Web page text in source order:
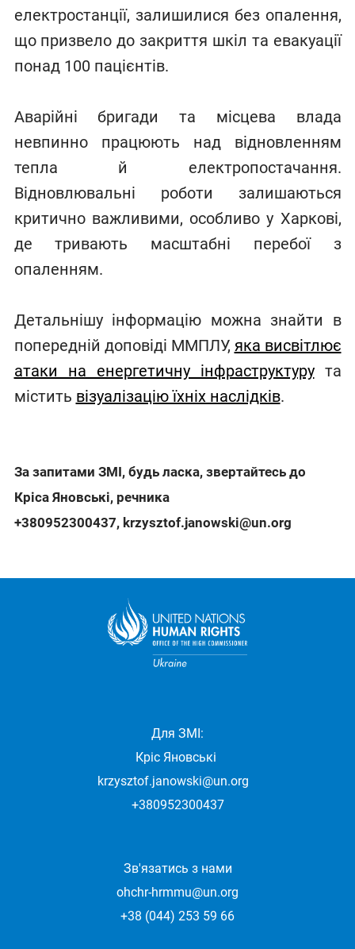
електростанції, залишилися без опалення,
що призвело до закриття шкіл та евакуації
понад 100 пацієнтів.
Аварійні бригади та місцева влада
невпинно працюють над відновленням
тепла й електропостачання.
Відновлювальні роботи залишаються
критично важливими, особливо у Харкові,
де тривають масштабні перебої з
опаленням.
Детальнішу інформацію можна знайти в
попередній доповіді ММПЛУ, яка висвітлює
атаки на енергетичну інфраструктурута
містить візуалізацію їхніх наслідків.
За запитами ЗМІ, будь ласка, звертайтесь до
Кріса Яновські, речника
+380952300437, krzysztof.janowski@un.org
Для ЗМІ:
Кріс Яновські
krzysztof.janowski@un.org
+380952300437
Зв'язатись з нами
ohchr-hrmmu@un.org
+38 (044) 253 59 66